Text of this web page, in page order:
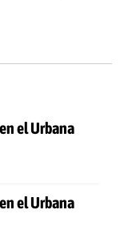
el Urbana
el Urbana